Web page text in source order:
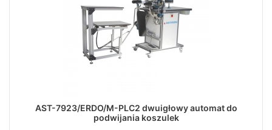
AST-7923/ERDO/M-PLC2 dwuigłowy automat do
podwijania koszulek